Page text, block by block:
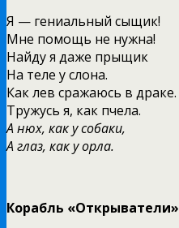
Я — гениальный сыщик!
Мне помощь не нужна!
Найду я даже прыщик
На теле у слона.
Как лев сражаюсь в драке.
Тружусь я, как пчела.
А нюх, как у собаки,
А глаз, как у орла.
Корабль «Открыватели»